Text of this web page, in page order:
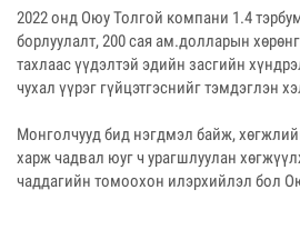
2022 онд Оюу Толгой компани 1.4
борлуулалт, 200 сая ам.долларын
тахлаас үүдэлтэй эдийн засгийн
чухал үүрэг гүйцэтгэснийг тэмдэглэн
Монголчууд бид нэгдмэл байж,
харж чадвал юуг ч урагшлуулан
чаддагийн томоохон илэрхийлэл бол